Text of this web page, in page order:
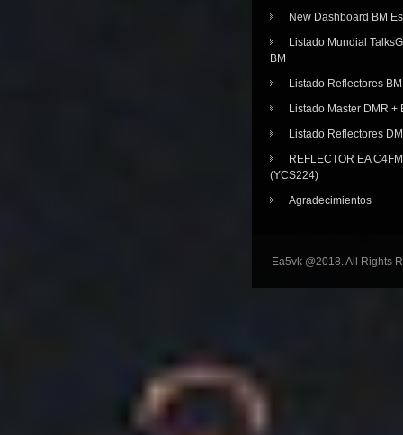
New Dashboard BM
Listado Mundial
BM
Listado Reflectores BM
Listado Master DMR +
Listado Reflectores
REFLECTOR EA
(YCS224)
Agradecimientos
Ea5vk @2018. All Rights